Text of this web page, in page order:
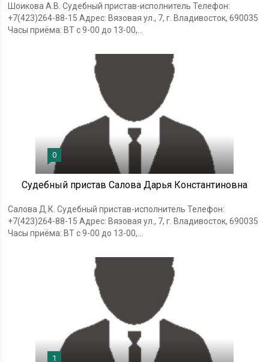
Шоикова А.В. Судебный пристав-исполнитель Телефон:
+7(423)264-88-15 Адрес: Вязовая ул., 7, г. Владивосток, 690035
Часы приёма: ВТ с 9-00 до 13-00,...
0
Судебный пристав Салова Дарья Константиновна
Салова Д.К. Судебный пристав-исполнитель Телефон:
+7(423)264-88-15 Адрес: Вязовая ул., 7, г. Владивосток, 690035
Часы приёма: ВТ с 9-00 до 13-00,...
1